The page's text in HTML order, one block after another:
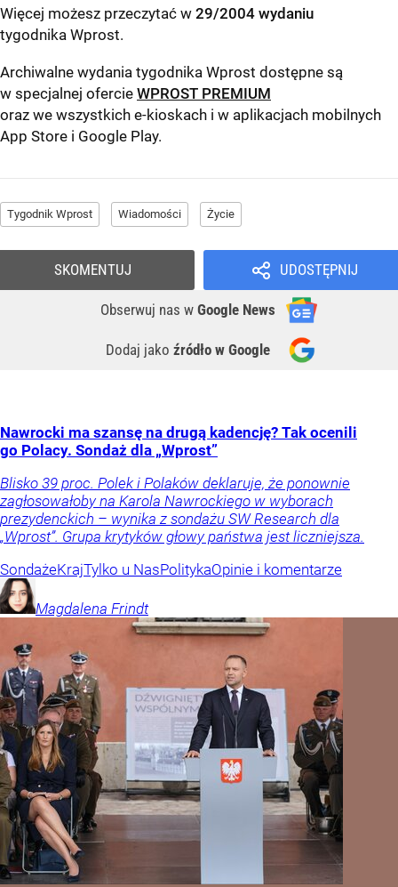
Więcej możesz przeczytać w 29/2004 wydaniu
tygodnika Wprost.
Archiwalne wydania tygodnika Wprost dostępne są
w specjalnej ofercie WPROST PREMIUM
oraz we wszystkich e-kioskach i w aplikacjach mobilnych
App Store i Google Play.
Tygodnik Wprost Wiadomości Życie
UDOSTĘPNIJ
Obserwuj nas w Google News
Dodaj jako źródło w Google
SKOMENTUJ
Nawrocki ma szansę na drugą kadencję? Tak ocenili
go Polacy. Sondaż dla „Wprost”
Blisko 39 proc. Polek i Polaków deklaruje, że ponownie
zagłosowałoby na Karola Nawrockiego w wyborach
prezydenckich – wynika z sondażu SW Research dla
„Wprost”. Grupa krytyków głowy państwa jest liczniejsza.
SondażeKrajTylko u NasPolitykaOpinie i komentarze
Magdalena Frindt